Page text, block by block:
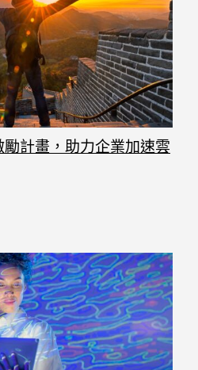
勵計畫，助力企業加速雲